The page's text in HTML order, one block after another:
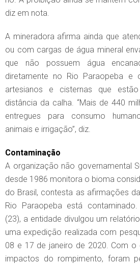
diz em nota.
A mineradora afirma ainda que
ou com cargas de água mineral
que não possuem água
diretamente no Rio Paraopeba e
artesianos e cisternas que
distância da calha. “Mais de 440
entregues para consumo
animais e irrigação”, diz.
Contaminação
A organização não governamental
desde 1986 monitora o bioma
do Brasil, contesta as afirmações
Rio Paraopeba está
(23), a entidade divulgou um
uma expedição realizada com
08 e 17 de janeiro de 2020. Com o
impactos do rompimento, foram